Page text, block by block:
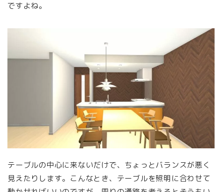
ですよね。
テーブルの中心に来ないだけで、ちょっとバランスが悪く
見えたりします。こんなとき、テーブルを照明に合わせて